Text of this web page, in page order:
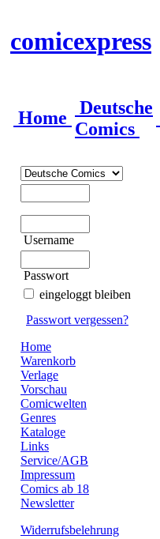
comicexpress
Home
Deutsche
Comics
Username
Passwort
eingeloggt bleiben
Passwort vergessen?
Home
Warenkorb
Verlage
Vorschau
Comicwelten
Genres
Kataloge
Links
Service/AGB
Impressum
Comics ab 18
Newsletter
Widerrufsbelehrung